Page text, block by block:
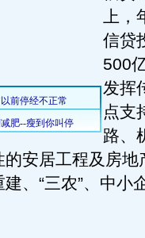
上，
信贷
500
发挥
点支
路、
安居工程及房地
、“三农”、中小